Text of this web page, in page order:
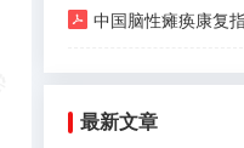
中国脑性瘫痪康复指南(2015)_第九部分 第四章
最新文章